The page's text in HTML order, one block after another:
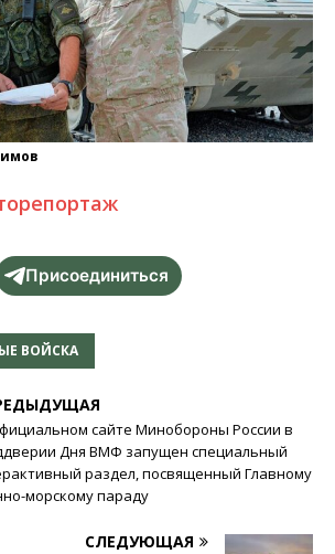
Присоединиться
ВОЙСКА
сайте Минобороны России в
Дня ВМФ запущен специальный
раздел, посвященный Главному
морскому параду
СЛЕДУЮЩАЯ